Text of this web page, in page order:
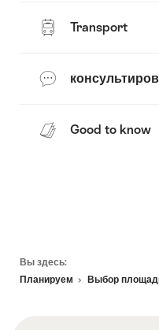
Transport
Good to know
Вы здесь:
Планируем
Выбор